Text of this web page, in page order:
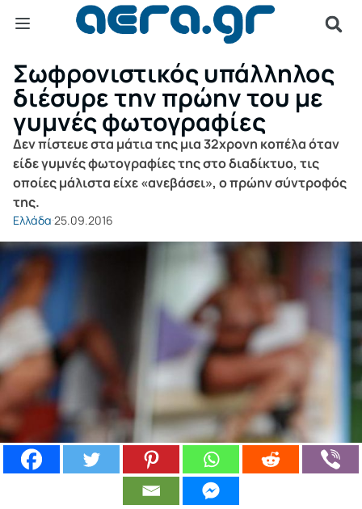
Σωφρονιστικός υπάλληλος
διέσυρε την πρώην του με
γυμνές φωτογραφίες
Δεν πίστευε στα μάτια της μια 32χρονη κοπέλα όταν
είδε γυμνές φωτογραφίες της στο διαδίκτυο, τις
οποίες μάλιστα είχε «ανεβάσει», ο πρώην σύντροφός
της.
Ελλάδα 25.09.2016